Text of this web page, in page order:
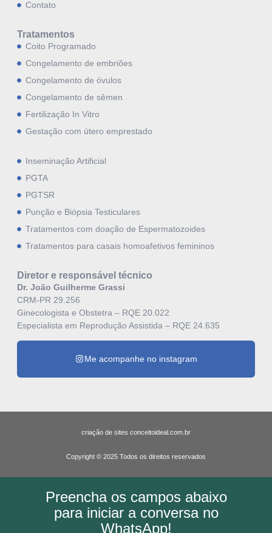
Contato
Tratamentos
Coito Programado
Congelamento de embriões
Congelamento de óvulos
Congelamento de sêmen
Fertilização In Vitro
Gestação com útero emprestado
Inseminação Artificial
PGTA
PGTSR
Punção e Biópsia Testiculares
Tratamentos com doação de Espermatozoides
Tratamentos para casais homoafetivos femininos
Diretor e responsável técnico
Dr. João Guilherme Grassi
CRM-PR 29.256
Ginecologista e Obstetra – RQE 20.022
Especialista em Reprodução Assistida – RQE 24.635
Me acompanhe no instagram
criação de sites conceitoideal.com.br
Copyright © 2025 Todos os direitos reservados
Preencha os campos abaixo
para iniciar a conversa no
WhatsApp!